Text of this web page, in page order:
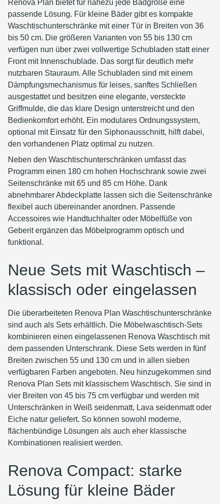
Renova Plan bietet für nahezu jede Badgröße eine
passende Lösung. Für kleine Bäder gibt es kompakte
Waschtischunterschränke mit einer Tür in Breiten von 36
bis 50 cm. Die größeren Varianten von 55 bis 130 cm
verfügen nun über zwei vollwertige Schubladen statt einer
Front mit Innenschublade. Das sorgt für deutlich mehr
nutzbaren Stauraum. Alle Schubladen sind mit einem
Dämpfungsmechanismus für leises, sanftes Schließen
ausgestattet und besitzen eine elegante, versteckte
Griffmulde, die das klare Design unterstreicht und den
Bedienkomfort erhöht. Ein modulares Ordnungssystem,
optional mit Einsatz für den Siphonausschnitt, hilft dabei,
den vorhandenen Platz optimal zu nutzen.
Neben den Waschtischunterschränken umfasst das
Programm einen 180 cm hohen Hochschrank sowie zwei
Seitenschränke mit 65 und 85 cm Höhe. Dank
abnehmbarer Abdeckplatte lassen sich die Seitenschränke
flexibel auch übereinander anordnen. Passende
Accessoires wie Handtuchhalter oder Möbelfüße von
Geberit ergänzen das Möbelprogramm optisch und
funktional.
Neue Sets mit Waschtisch –
klassisch oder eingelassen
Die überarbeiteten Renova Plan Waschtischunterschränke
sind auch als Sets erhältlich. Die Möbelwaschtisch-Sets
kombinieren einen eingelassenen Renova Waschtisch mit
dem passenden Unterschrank. Diese Sets werden in fünf
Breiten zwischen 55 und 130 cm und in allen sieben
verfügbaren Farben angeboten. Neu hinzugekommen sind
Renova Plan Sets mit klassischem Waschtisch. Sie sind in
vier Breiten von 45 bis 75 cm verfügbar und werden mit
Unterschränken in Weiß seidenmatt, Lava seidenmatt oder
Eiche natur geliefert. So können sowohl moderne,
flächenbündige Lösungen als auch eher klassische
Kombinationen realisiert werden.
Renova Compact: starke
Lösung für kleine Bäder